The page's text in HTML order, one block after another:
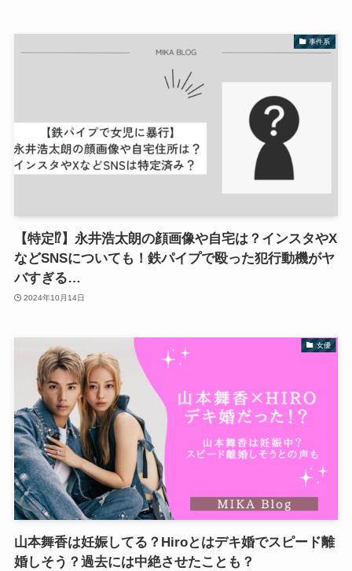
事件系
【特定⁉︎】永井浩太朗の顔画像や自宅は？インスタやX
などSNSについても！鉄パイプで殴った犯行動機がヤ
バすぎる…
2024年10月14日
女優
山本舞香は妊娠してる？Hiroとはデキ婚でスピード離
婚しそう？過去には中絶させたことも？